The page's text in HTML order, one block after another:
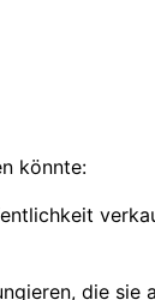
könnte:
die sie